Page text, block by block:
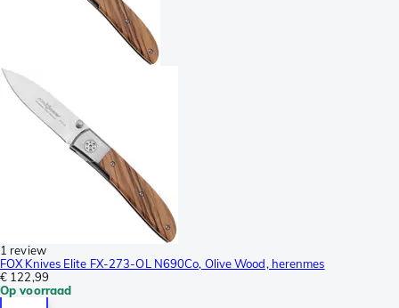
1 review
FOX Knives Elite FX-273-OL N690Co, Olive Wood, herenmes
€ 122,99
Op voorraad